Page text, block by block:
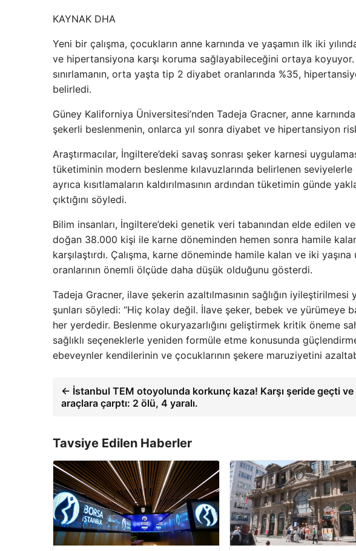
KAYNAK DHA
Yeni bir çalışma, çocukların anne karnında ve yaşamın ilk iki
ve hipertansiyona karşı koruma sağlayabileceğini ortaya koyuyor.
sınırlamanın, orta yaşta tip 2 diyabet oranlarında %35,
belirledi.
Güney Kaliforniya Üniversitesi’nden Tadeja Gracner, anne
şekerli beslenmenin, onlarca yıl sonra diyabet ve hipertansiyon
Araştırmacılar, İngiltere’deki savaş sonrası şeker karnesi
tüketiminin modern beslenme kılavuzlarında belirlenen
ayrıca kısıtlamaların kaldırılmasının ardından tüketimin günde
çıktığını söyledi.
Bilim insanları, İngiltere’deki genetik veri tabanından elde edilen
doğan 38.000 kişi ile karne döneminden hemen sonra hamile
karşılaştırdı. Çalışma, karne döneminde hamile kalan ve iki
oranlarının önemli ölçüde daha düşük olduğunu gösterdi.
Tadeja Gracner, ilave şekerin azaltılmasının sağlığın
şunları söyledi: “Hiç kolay değil. İlave şeker, bebek ve yürümeye
her yerdedir. Beslenme okuryazarlığını geliştirmek kritik öneme
sağlıklı seçeneklerle yeniden formüle etme konusunda
ebeveynler kendilerinin ve çocuklarının şekere maruziyetini
← İstanbul TEM otoyolunda korkunç kaza! Karşı şeride geçti ve
araçlara çarptı: 2 ölü, 4 yaralı.
Tavsiye Edilen Haberler